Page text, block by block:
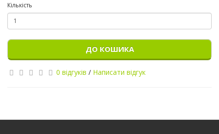
Кількість
ДО КОШИКА
0 відгуків / Написати відгук